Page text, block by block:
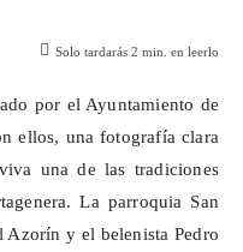
Solo tardarás 2 min. en leerlo
por el Ayuntamiento de
ellos, una fotografía clara
una de las tradiciones
La parroquia San
y el belenista Pedro